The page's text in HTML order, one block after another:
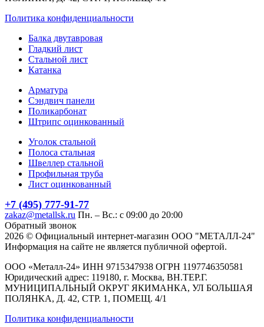
Политика конфиденциальности
Балка двутавровая
Гладкий лист
Стальной лист
Катанка
Арматура
Сэндвич панели
Поликарбонат
Штрипс оцинкованный
Уголок стальной
Полоса стальная
Швеллер стальной
Профильная труба
Лист оцинкованный
+7 (495) 777-91-77
zakaz@metallsk.ru Пн. – Вс.: с 09:00 до 20:00
Обратный звонок
2026 © Официальный интернет-магазин ООО "МЕТАЛЛ-24"
Информация на сайте не является публичной офертой.
ООО «Металл-24» ИНН 9715347938 ОГРН 1197746350581
Юридический адрес: 119180, г. Москва, ВН.ТЕР.Г.
МУНИЦИПАЛЬНЫЙ ОКРУГ ЯКИМАНКА, УЛ БОЛЬШАЯ
ПОЛЯНКА, Д. 42, СТР. 1, ПОМЕЩ. 4/1
Политика конфиденциальности